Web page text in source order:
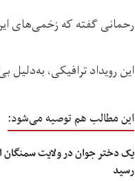
رحمانی گفته که زخمی‌های
این رویداد ترافیکی،
این مطالب هم توصیه می‌شود:
یک دختر جوان در ولایت سمنگان
رسید